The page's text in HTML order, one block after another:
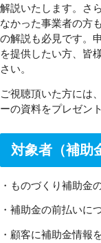
解説いたします。さ
なかった事業者の方
の解説も必見です。
を提供したい方、皆
さい。
ご視聴頂いた方には
ーの資料をプレゼン
対象者（補助
・ものづくり補助金
・補助金の前払いに
・顧客に補助金情報